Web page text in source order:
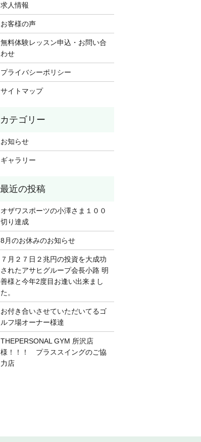
求人情報
お客様の声
無料体験レッスン申込・お問い合
わせ
プライバシーポリシー
サイトマップ
お知らせ
ギャラリー
オザワスポーツの小澤さま１００
切り達成
8月のお休みのお知らせ
７月２７日２兆円の投資を大成功
されたアサヒグループ会長小路 明
善様と今年2度目お逢い出来まし
た。
お付き合いさせていただいてるゴ
ルフ場オーナー様達
THEPERSONAL GYM 所沢店
様！！！ プラススイングのご協
力店